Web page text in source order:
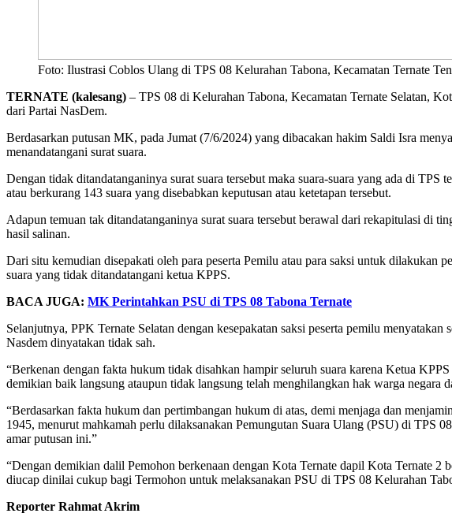
Foto: Ilustrasi Coblos Ulang di TPS 08 Kelurahan Tabona, Kecamatan Ternate
TERNATE (kalesang) – TPS 08 di Kelurahan Tabona, Kecamatan Ternate Selatan,
dari Partai NasDem.
Berdasarkan putusan MK, pada Jumat (7/6/2024) yang dibacakan hakim Saldi Isra
menandatangani surat suara.
Dengan tidak ditandatanganinya surat suara tersebut maka suara-suara yang ada di
atau berkurang 143 suara yang disebabkan keputusan atau ketetapan tersebut.
Adapun temuan tak ditandatanganinya surat suara tersebut berawal dari rekapitulasi di
hasil salinan.
Dari situ kemudian disepakati oleh para peserta Pemilu atau para saksi untuk dilakukan
suara yang tidak ditandatangani ketua KPPS.
BACA JUGA: MK Perintahkan PSU di TPS 08 Tabona Ternate
Selanjutnya, PPK Ternate Selatan dengan kesepakatan saksi peserta pemilu
Nasdem dinyatakan tidak sah.
“Berkenan dengan fakta hukum tidak disahkan hampir seluruh suara karena Ketua
demikian baik langsung ataupun tidak langsung telah menghilangkan hak warga negara
“Berdasarkan fakta hukum dan pertimbangan hukum di atas, demi menjaga dan
1945, menurut mahkamah perlu dilaksanakan Pemungutan Suara Ulang (PSU) di TPS
amar putusan ini.”
“Dengan demikian dalil Pemohon berkenaan dengan Kota Ternate dapil Kota Ternate
diucap dinilai cukup bagi Termohon untuk melaksanakan PSU di TPS 08 Kelurahan
Reporter Rahmat Akrim